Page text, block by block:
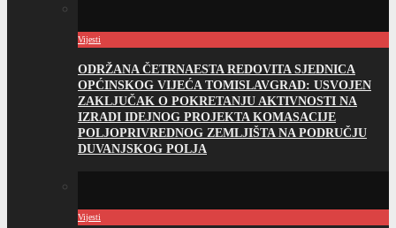
Vijesti
ODRŽANA ČETRNAESTA REDOVITA SJEDNICA
OPĆINSKOG VIJEĆA TOMISLAVGRAD: USVOJEN
ZAKLJUČAK O POKRETANJU AKTIVNOSTI NA
IZRADI IDEJNOG PROJEKTA KOMASACIJE
POLJOPRIVREDNOG ZEMLJIŠTA NA PODRUČJU
DUVANJSKOG POLJA
Vijesti